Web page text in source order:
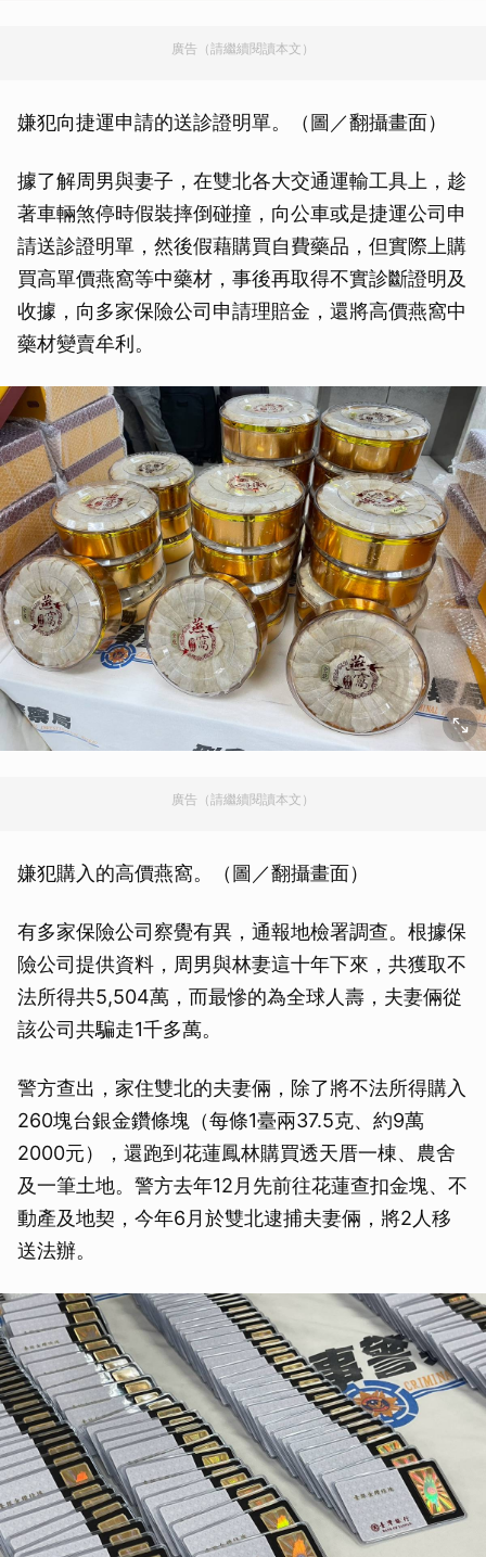
廣告（請繼續閱讀本文）
嫌犯向捷運申請的送診證明單。（圖／翻攝畫面）
據了解周男與妻子，在雙北各大交通運輸工具上，趁
著車輛煞停時假裝摔倒碰撞，向公車或是捷運公司申
請送診證明單，然後假藉購買自費藥品，但實際上購
買高單價燕窩等中藥材，事後再取得不實診斷證明及
收據，向多家保險公司申請理賠金，還將高價燕窩中
藥材變賣牟利。
廣告（請繼續閱讀本文）
嫌犯購入的高價燕窩。（圖／翻攝畫面）
有多家保險公司察覺有異，通報地檢署調查。根據保
險公司提供資料，周男與林妻這十年下來，共獲取不
法所得共5,504萬，而最慘的為全球人壽，夫妻倆從
該公司共騙走1千多萬。
警方查出，家住雙北的夫妻倆，除了將不法所得購入
260塊台銀金鑽條塊（每條1臺兩37.5克、約9萬
2000元），還跑到花蓮鳳林購買透天厝一棟、農舍
及一筆土地。警方去年12月先前往花蓮查扣金塊、不
動產及地契，今年6月於雙北逮捕夫妻倆，將2人移
送法辦。